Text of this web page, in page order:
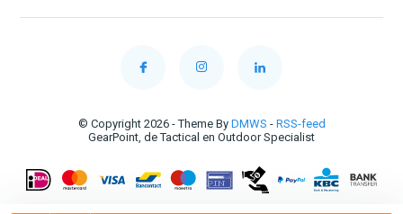
© Copyright 2026 - Theme By DMWS - RSS-feed
GearPoint, de Tactical en Outdoor Specialist